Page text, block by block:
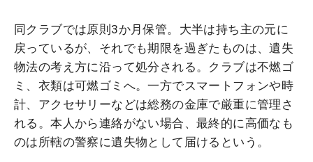
同クラブでは原則3か月保管。大半は持ち主の元に
戻っているが、それでも期限を過ぎたものは、遺失
物法の考え方に沿って処分される。クラブは不燃ゴ
ミ、衣類は可燃ゴミへ。一方でスマートフォンや時
計、アクセサリーなどは総務の金庫で厳重に管理さ
れる。本人から連絡がない場合、最終的に高価なも
のは所轄の警察に遺失物として届けるという。